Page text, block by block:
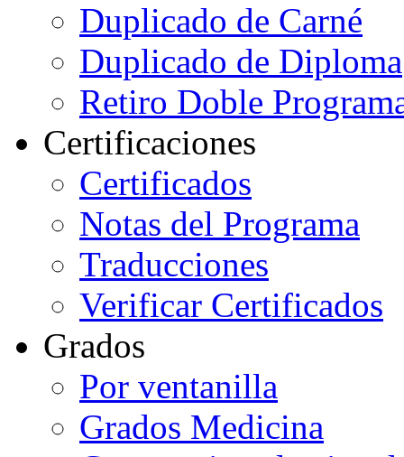
Duplicado de Carné
Duplicado de Diploma
Retiro Doble
Certificaciones
Certificados
Notas del Programa
Traducciones
Verificar Certificados
Grados
Por ventanilla
Grados Medicina